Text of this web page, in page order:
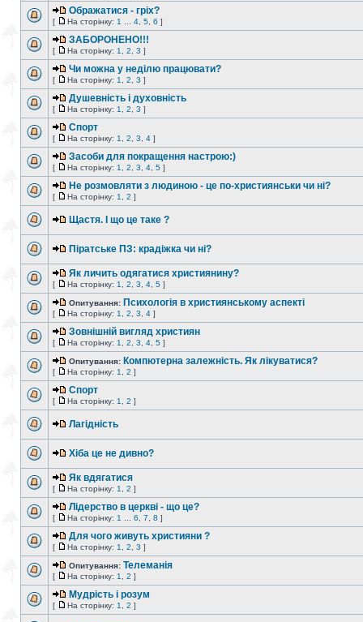
Ображатися - гріх?
[ На сторінку: 1 4 5 6 ]
ЗАБОРОНЕНО!!!
[ На сторінку: 1 2 3 ]
Чи можна у неділю працювати?
[ На сторінку: 1 2 3 ]
Душевність і духовність
[ На сторінку: 1 2 3 ]
Спорт
[ На сторінку: 1 2 3 4 ]
Засоби для покращення настрою:)
[ На сторінку: 1 2 3 4 5 ]
Не розмовляти з людиною - це по-християнськи чи ні?
[ На сторінку: 1 2 ]
Щастя. І що це таке ?
Піратське ПЗ: крадіжка чи ні?
Як личить одягатися християнину?
[ На сторінку: 1 2 3 4 5 ]
Опитування: Психологія в християнському аспекті
[ На сторінку: 1 2 3 4 ]
Зовнішній вигляд християн
[ На сторінку: 1 2 3 4 5 ]
Опитування: Компютерна залежність. Як лікуватися?
[ На сторінку: 1 2 ]
Спорт
[ На сторінку: 1 2 ]
Лагідність
Хіба це не дивно?
Як вдягатися
[ На сторінку: 1 2 ]
Лідерство в церкві - що це?
[ На сторінку: 1 6 7 8 ]
Для чого живуть християни ?
[ На сторінку: 1 2 3 ]
Опитування: Телеманія
[ На сторінку: 1 2 ]
Мудрість і розум
[ На сторінку: 1 2 ]